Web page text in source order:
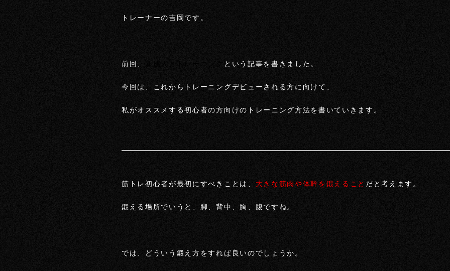
トレーナーの吉岡です。
前回、 という記事を書きました。
今回は、これからトレーニングデビューされる方に向けて、
私がオススメする初心者の方向けのトレーニング方法を書いていきます。
筋トレ初心者が最初にすべきことは、 大きな筋肉や体幹を鍛えること だと考えます。
鍛える場所でいうと、脚、背中、胸、腹ですね。
では、どういう鍛え方をすれば良いのでしょうか。